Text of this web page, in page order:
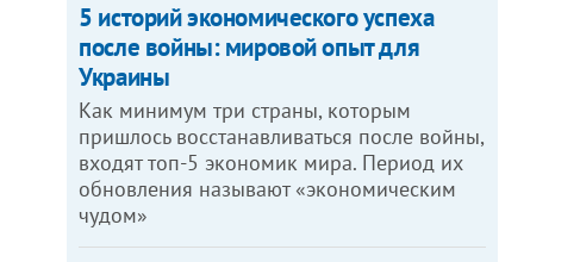
5 историй экономического успеха
после войны: мировой опыт для
Украины
Как минимум три страны, которым
пришлось восстанавливаться после войны,
входят топ-5 экономик мира. Период их
обновления называют «экономическим
чудом»